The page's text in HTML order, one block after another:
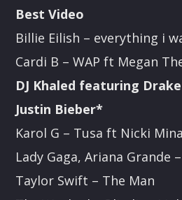
Best Video
Billie Eilish – everything i
Cardi B – WAP ft Megan
DJ Khaled featuring
Justin Bieber*
Karol G – Tusa ft Nicki
Lady Gaga, Ariana Grande
Taylor Swift – The Man